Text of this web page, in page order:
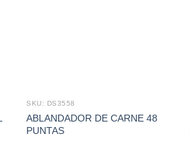
SKU: DS3558
ABLANDADOR DE CARNE 48
PUNTAS